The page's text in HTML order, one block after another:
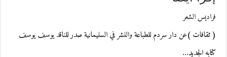
فراديس الشعر
( ثقافات )عن دار سردم للطباعة والنشر في السليمانية صدر للناقد يوسف يوسف
كتابه الجديد…